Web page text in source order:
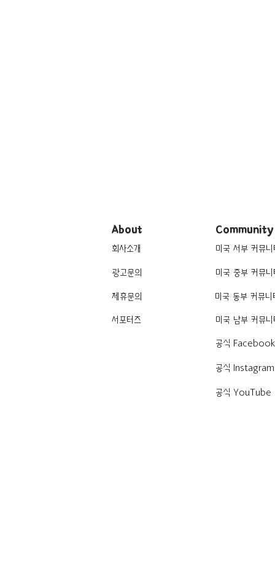
About
회사소개
광고문의
제휴문의
서포터즈
Community
미국 서부 커뮤니
미국 중부 커뮤니
미국 동부 커뮤니
미국 남부 커뮤니
공식
공식 Instagram
공식 YouTube